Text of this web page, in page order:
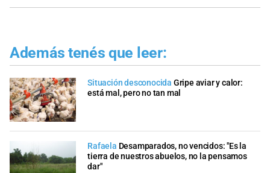
Además tenés que leer:
Situación desconocida Gripe aviar y calor:
está mal, pero no tan mal
Rafaela Desamparados, no vencidos: "Es la
tierra de nuestros abuelos, no la pensamos
dar"